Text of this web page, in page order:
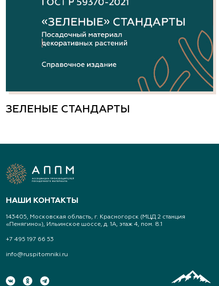
ЗЕЛЕНЫЕ СТАНДАРТЫ
НАШИ КОНТАКТЫ
143405, Московская область, г. Красногорск (МЦД 2 станция
«Пенягино»), Ильинское шоссе, д. 1А, этаж 4, пом. 8.1
+7 495 197 66 53
info@ruspitomniki.ru